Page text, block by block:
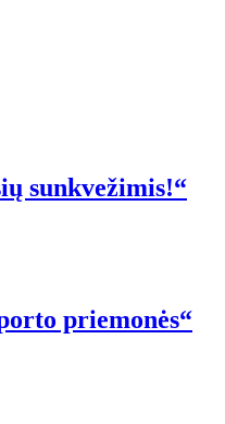
sunkvežimis!“
priemonės“